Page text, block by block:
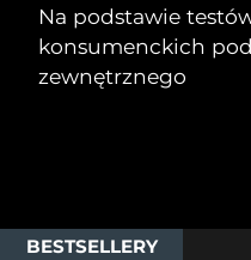
Na podstawie
konsumenckich
zewnętrznego
BESTSELLERY
FOREO APP
O NAS
Islandia
Wyspa Man